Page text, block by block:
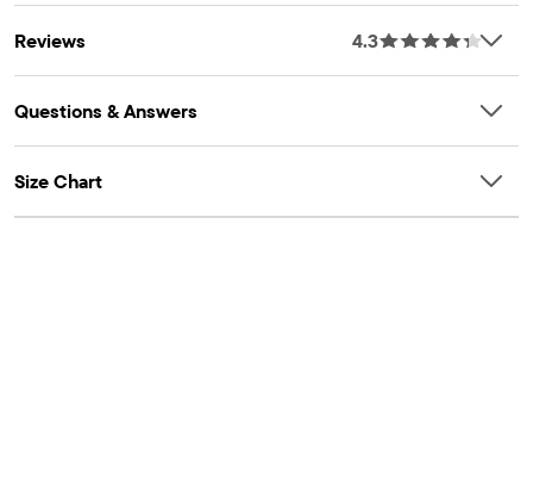
Reviews 4.3
Questions & Answers
Size Chart